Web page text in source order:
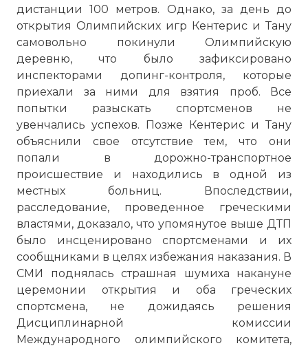
дистанции 100 метров. Однако, за день до
открытия Олимпийских игр Кентерис и Тану
самовольно покинули Олимпийскую
деревню, что было зафиксировано
инспекторами допинг-контроля, которые
приехали за ними для взятия проб. Все
попытки разыскать спортсменов не
увенчались успехов. Позже Кентерис и Тану
объяснили свое отсутствие тем, что они
попали в дорожно-транспортное
происшествие и находились в одной из
местных больниц. Впоследствии,
расследование, проведенное греческими
властями, доказало, что упомянутое выше ДТП
было инсценировано спортсменами и их
сообщниками в целях избежания наказания. В
СМИ поднялась страшная шумиха накануне
церемонии открытия и оба греческих
спортсмена, не дожидаясь решения
Дисциплинарной комиссии
Международного олимпийского комитета,